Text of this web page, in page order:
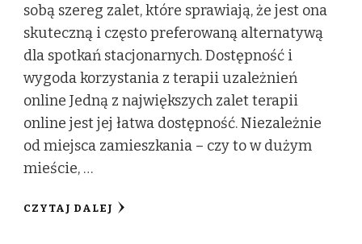
sobą szereg zalet, które sprawiają, że jest ona
skuteczną i często preferowaną alternatywą
dla spotkań stacjonarnych. Dostępność i
wygoda korzystania z terapii uzależnień
online Jedną z największych zalet terapii
online jest jej łatwa dostępność. Niezależnie
od miejsca zamieszkania – czy to w dużym
mieście, …
CZYTAJ DALEJ